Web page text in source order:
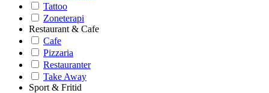
Tattoo
Zoneterapi
Restaurant & Cafe
Cafe
Pizzaria
Restauranter
Take Away
Sport & Fritid